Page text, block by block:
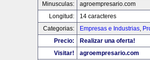
Minusculas:
agroempresario.com
Longitud:
14 caracteres
Categorias:
Empresas e Industrias,
Precio:
Realizar una oferta!
Visitar!
agroempresario.com